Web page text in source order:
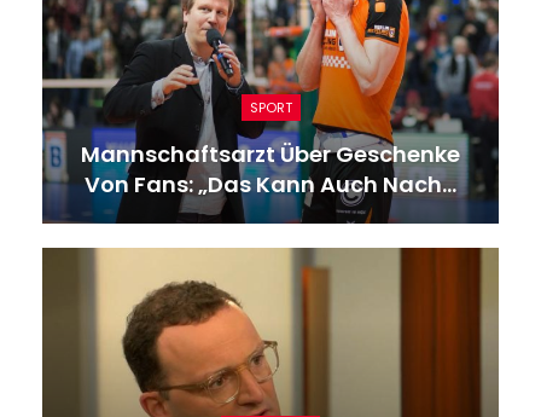
SPORT
Mannschaftsarzt Über Geschenke
Von Fans: „Das Kann Auch Nach…